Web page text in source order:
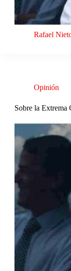
Rafael
Opinión
Sobre la Extrema